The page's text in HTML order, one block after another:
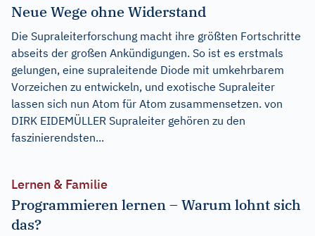
Neue Wege ohne Widerstand
Die Supraleiterforschung macht ihre größten Fortschritte
abseits der großen Ankündigungen. So ist es erstmals
gelungen, eine supraleitende Diode mit umkehrbarem
Vorzeichen zu entwickeln, und exotische Supraleiter
lassen sich nun Atom für Atom zusammensetzen. von
DIRK EIDEMÜLLER Supraleiter gehören zu den
faszinierendsten...
Lernen & Familie
Programmieren lernen – Warum lohnt sich
das?